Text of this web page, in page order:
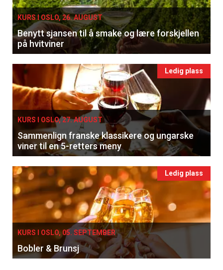
KURS I OSLO, 26. AUGUST
Benytt sjansen til å smake og lære forskjellen
på hvitviner
Ledig plass
KURS I OSLO, 27. AUGUST
Sammenlign franske klassikere og ungarske
viner til en 5-retters meny
Ledig plass
KURS I OSLO, 05. SEPTEMBER
Bobler & Brunsj